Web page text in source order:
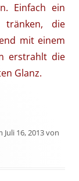
Einfach ein
tränken, die
mit einem
erstrahlt die
Glanz.
Juli 16, 2013von